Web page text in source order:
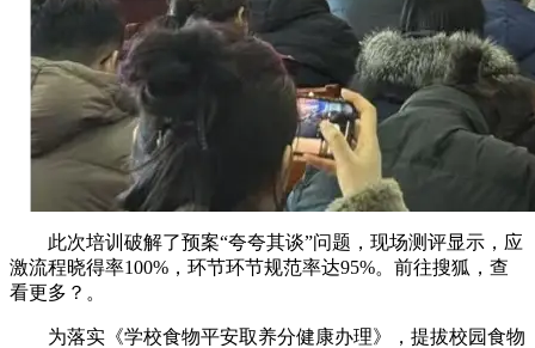
此次培训破解了预案“夸夸其谈”问题，现场测评显示，应
激流程晓得率100%，环节环节规范率达95%。前往搜狐，查
看更多？。
为落实《学校食物平安取养分健康办理》，提拔校园食物